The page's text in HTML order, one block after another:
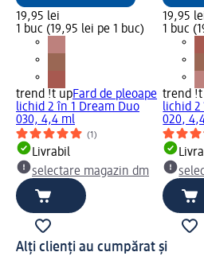
19,95 lei
1 buc (19,95 lei pe 1 buc)
trend !t upFard de pleoape
lichid 2 în 1 Dream Duo
030, 4,4 ml
(1)
Livrabil
selectare magazin dm
19,95
1 buc
trend !t
lichid 2
020,
Alți clienți au cumpărat și